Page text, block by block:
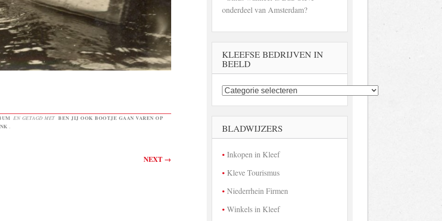
EN GETAGD MET BEN JIJ OOK BOOTJE GAAN VAREN OP
.
NEXT →
onderdeel van Amsterdam?
KLEEFSE BEDRIJVEN IN
BEELD
Kleefse
bedrijven
beeld
BLADWIJZERS
Inkopen in Kleef
Kleve Tourismus
Niederrhein Firmen
Winkels in Kleef